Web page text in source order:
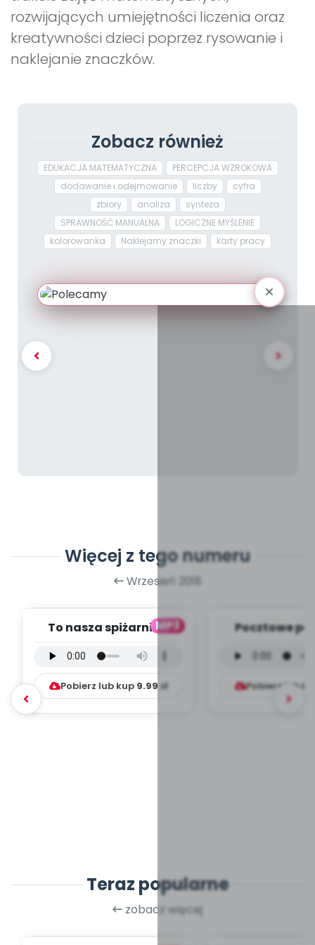
rozwijających umiejętności liczenia oraz
kreatywności dzieci poprzez rysowanie i
naklejanie znaczków.
Zobacz również
EDUKACJA MATEMATYCZNA
PERCEPCJA WZROKOWA
dodawanie i odejmowanie
liczby
cyfra
zbiory
analiza
synteza
SPRAWNOŚĆ MANUALNA
LOGICZNE MYŚLENIE
kolorowanka
Naklejamy znaczki karty pracy
Więcej z tego numeru
Wrzesień 2018
MP3
To nasza spiżarnia -
(PD, mp3)
Pobierz lub kup 9.99 zł
Pocztowe
(PD,
Pobierz lub
Teraz popularne
zobacz więcej